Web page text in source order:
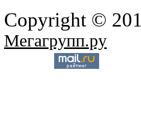
Copyright ©
Мегагрупп.ру